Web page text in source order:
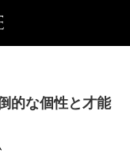
的な個性と才能